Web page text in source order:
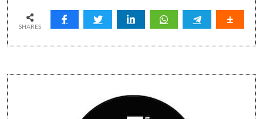
mágica
SHARES
Sidebar